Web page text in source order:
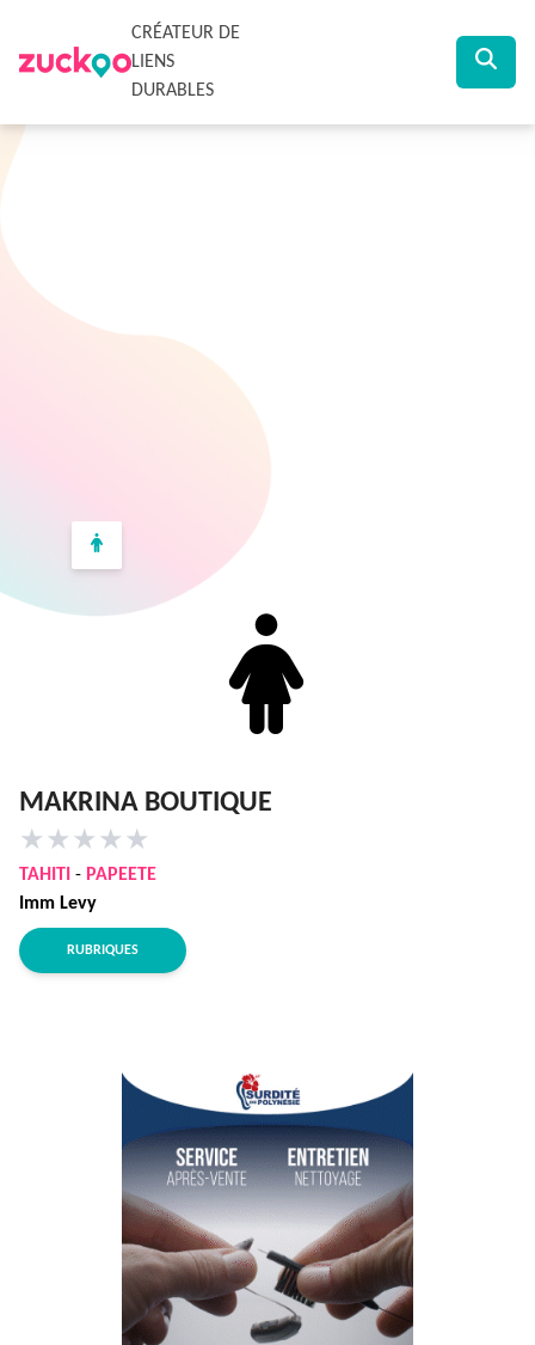
CRÉATEUR DE
LIENS
DURABLES
MAKRINA BOUTIQUE
★ ★ ★ ★ ★
TAHITI - PAPEETE
Imm Levy
RUBRIQUES